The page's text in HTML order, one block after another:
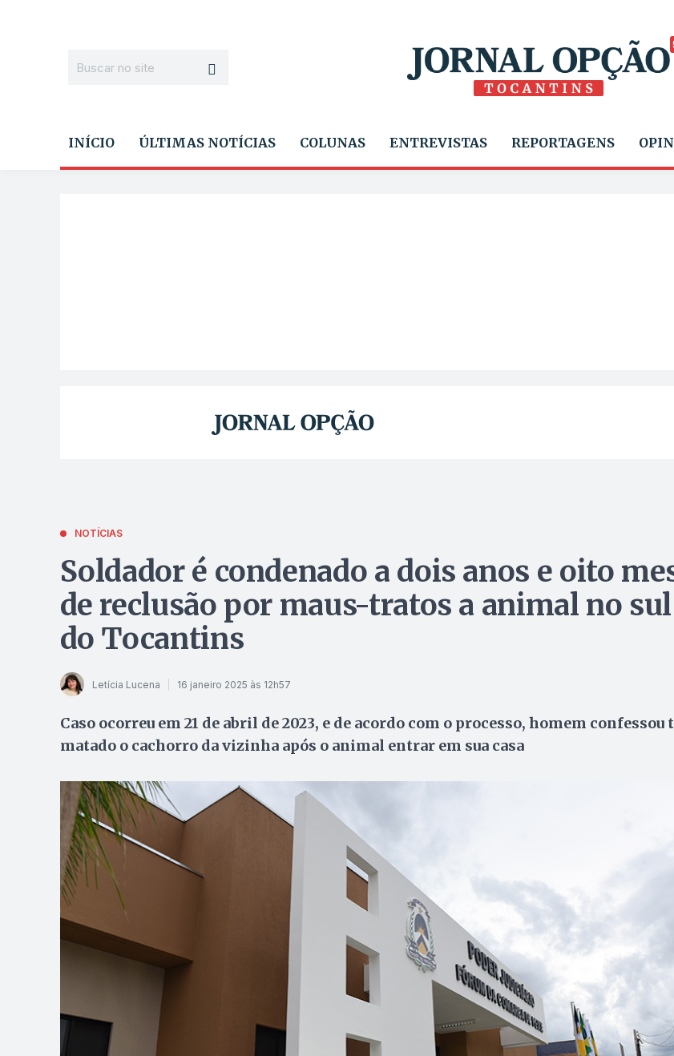
INÍCIO ÚLTIMAS NOTÍCIAS COLUNAS ENTREVISTAS REPORTAGENS
NOTÍCIAS
Soldador é condenado a dois anos e oito
de reclusão por maus-tratos a animal no sul
do Tocantins
Letícia Lucena 16 janeiro 2025 às 12h57
Caso ocorreu em 21 de abril de 2023, e de acordo com o processo, homem confessou
matado o cachorro da vizinha após o animal entrar em sua casa